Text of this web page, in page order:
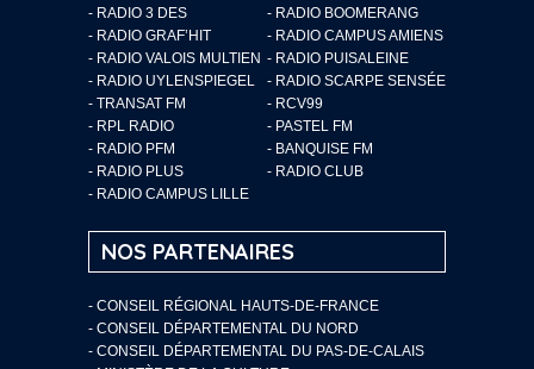
- RADIO 3 DES
- RADIO BOOMERANG
- RADIO GRAF’HIT
- RADIO CAMPUS AMIENS
- RADIO VALOIS MULTIEN - RADIO PUISALEINE
- RADIO UYLENSPIEGEL
- RADIO SCARPE SENSÉE
- TRANSAT FM
- RCV99
- RPL RADIO
- PASTEL FM
- RADIO PFM
- BANQUISE FM
- RADIO PLUS
- RADIO CLUB
- RADIO CAMPUS LILLE
NOS PARTENAIRES
- CONSEIL RÉGIONAL HAUTS-DE-FRANCE
- CONSEIL DÉPARTEMENTAL DU NORD
- CONSEIL DÉPARTEMENTAL DU PAS-DE-CALAIS